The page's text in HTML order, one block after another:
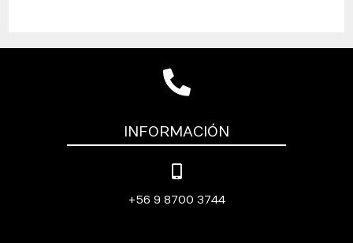
INFORMACIÓN
+56 9 8700 3744